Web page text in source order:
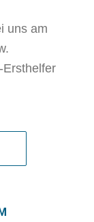
uns am